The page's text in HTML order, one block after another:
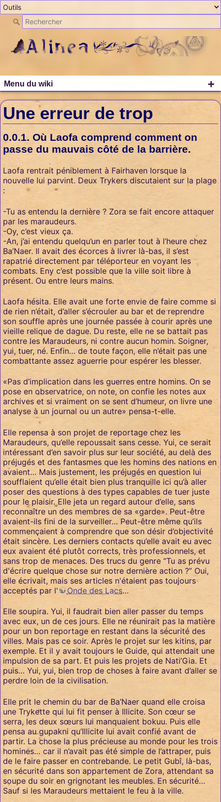
+
Menu du wiki
Une erreur de trop
Où Laofa comprend comment on
passe du mauvais côté de la barrière.
Laofa rentrait péniblement à Fairhaven lorsque la
nouvelle lui parvint. Deux Trykers discutaient sur la plage
:
-Tu as entendu la dernière ? Zora se fait encore attaquer
par les maraudeurs.
-Oy, c’est vieux ça.
-An, j’ai entendu quelqu’un en parler tout à l’heure chez
Ba’Naer. Il avait des écorces à livrer là-bas, il s’est
rapatrié directement par téléporteur en voyant les
combats. Eny c’est possible que la ville soit libre à
présent. Ou entre leurs mains.
Laofa hésita. Elle avait une forte envie de faire comme si
de rien n’était, d’aller s’écrouler au bar et de reprendre
son souffle après une journée passée à courir après une
vieille relique de dague. Du reste, elle ne se battait pas
contre les Maraudeurs, ni contre aucun homin. Soigner,
yui, tuer, né. Enfin… de toute façon, elle n’était pas une
combattante assez aguerrie pour espérer les blesser.
«Pas d’implication dans les guerres entre homins. On se
pose en observatrice, on note, on confie les notes aux
archives et si vraiment on se sent d’humeur, on livre une
analyse à un journal ou un autre» pensa-t-elle.
Elle repensa à son projet de reportage chez les
Maraudeurs, qu’elle repoussait sans cesse. Yui, ce serait
intéressant d’en savoir plus sur leur société, au delà des
préjugés et des fantasmes que les homins des nations en
avaient… Mais justement, les préjugés en question lui
soufflaient qu’elle était bien plus tranquille ici qu’à aller
poser des questions à des types capables de tuer juste
pour le plaisir. Elle jeta un regard autour d’elle, sans
reconnaître un des membres de sa «garde». Peut-être
avaient-ils fini de la surveiller… Peut-être même qu’ils
commençaient à comprendre que son désir d’objectivité
était sincère. Les derniers contacts qu’elle avait eu avec
eux avaient été plutôt corrects, très professionnels, et
sans trop de menaces. Des trucs du genre “Tu as prévu
d'écrire quelque chose sur notre dernière action ?” Oui,
elle écrivait, mais ses articles n'étaient pas toujours
acceptés par l'
Onde des Lacs…
Elle soupira. Yui, il faudrait bien aller passer du temps
avec eux, un de ces jours. Elle ne réunirait pas la matière
pour un bon reportage en restant dans la sécurité des
villes. Mais pas ce soir. Après le projet sur les kitins, par
exemple. Et il y avait toujours le Guide, qui attendait une
impulsion de sa part. Et puis les projets de Nati’Gia. Et
puis… Yui, yui, bien trop de choses à faire avant d’aller se
perdre loin de la civilisation.
Elle prit le chemin du bar de Ba’Naer quand elle croisa
une Trykette qui lui fit penser à Illicite. Son cœur se
serra, les deux sœurs lui manquaient bokuu. Puis elle
pensa au gupakni qu’Illicite lui avait confié avant de
partir. La chose la plus précieuse au monde pour les trois
homines… car il n’avait pas été simple de l’attraper, puis
de le faire passer en contrebande. Le petit Gubî, là-bas,
en sécurité dans son appartement de Zora, attendant sa
soupe du soir en grignotant les meubles. En sécurité…
Sauf si les Maraudeurs mettaient le feu à la ville.